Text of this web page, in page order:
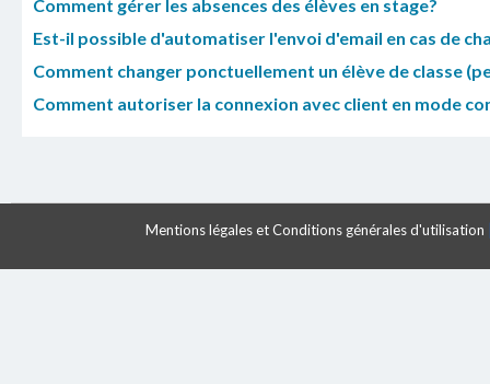
Comment gérer les absences des élèves en stage?
Est-il possible d'automatiser l'envoi d'email en cas de
Comment changer ponctuellement un élève de classe
Comment autoriser la connexion avec client en mode
Mentions légales et Conditions générales d'utilisation